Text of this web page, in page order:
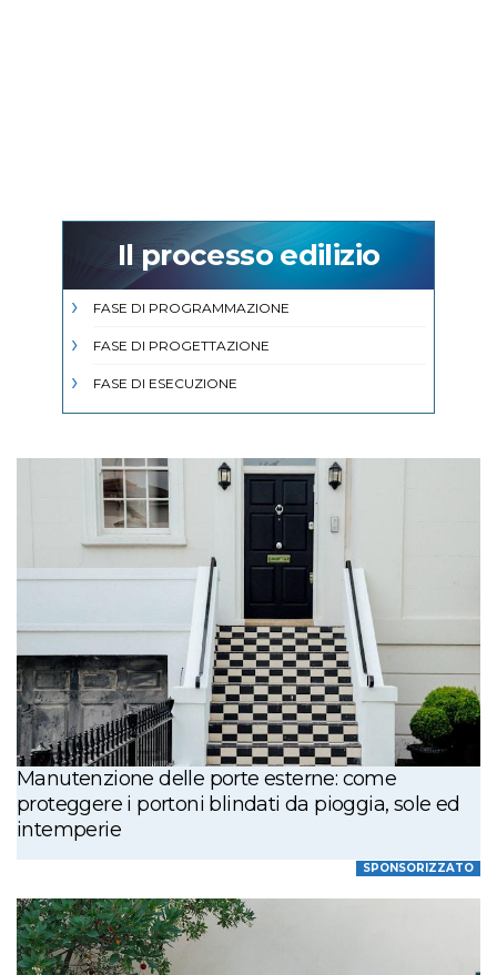
Il processo edilizio
FASE DI PROGRAMMAZIONE
FASE DI PROGETTAZIONE
FASE DI ESECUZIONE
Manutenzione delle porte esterne: come
proteggere i portoni blindati da pioggia, sole ed
intemperie
SPONSORIZZATO